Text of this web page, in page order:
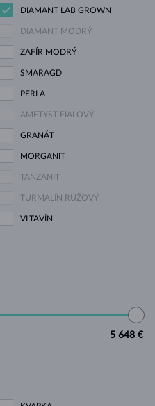
DIAMANT LAB GROWN
DIAMANT MODRÝ
ZAFÍR MODRÝ
SMARAGD
PERLA
AMETYST FIALOVÝ
GRANÁT
MORGANIT
TANZANIT
TURMALÍN RUŽOVÝ
VLTAVÍN
5 648 €